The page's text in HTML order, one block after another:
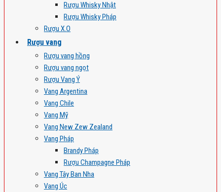
Rượu Whisky Nhật
Rượu Whisky Pháp
Rượu X.O
Rượu vang
Rượu vang hồng
Rượu vang ngọt
Rượu Vang Ý
Vang Argentina
Vang Chile
Vang Mỹ
Vang New Zew Zealand
Vang Pháp
Brandy Pháp
Rượu Champagne Pháp
Vang Tây Ban Nha
Vang Úc